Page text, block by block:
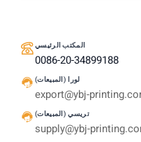
المكتب الرئيسي
0086-20-34899188
لورا (المبيعات)
export@ybj-
تريسي (المبيعات)
supply@ybj-